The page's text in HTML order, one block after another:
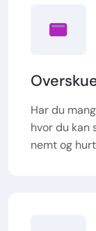
Har du
hvor du kan
nemt og